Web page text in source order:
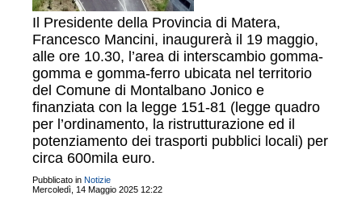
Il Presidente della Provincia di Matera,
Francesco Mancini, inaugurerà il 19 maggio,
alle ore 10.30, l’area di interscambio gomma-
gomma e gomma-ferro ubicata nel territorio
del Comune di Montalbano Jonico e
finanziata con la legge 151-81 (legge quadro
per l’ordinamento, la ristrutturazione ed il
potenziamento dei trasporti pubblici locali) per
circa 600mila euro.
Pubblicato in Notizie
Mercoledì, 14 Maggio 2025 12:22